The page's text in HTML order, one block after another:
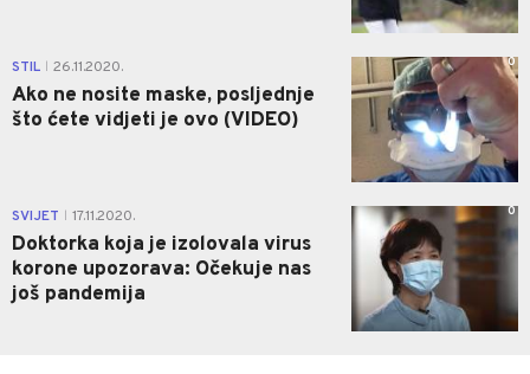
STIL 26.11.2020.
Ako ne nosite maske, posljednje
što ćete vidjeti je ovo (VIDEO)
0
SVIJET 17.11.2020.
Doktorka koja je izolovala virus
korone upozorava: Očekuje nas
još pandemija
0